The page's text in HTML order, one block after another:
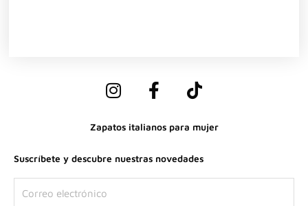
I
n
t
g
r
F
a
e
o
o
T
i
t
o
k
Zapatos italianos para mujer
Suscríbete y descubre nuestras novedades
electrónico